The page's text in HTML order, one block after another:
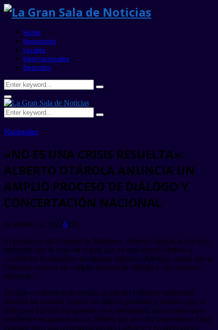
Home
Nacionales
Locales
Internacionales
Deportes
Search
for:
Search
Primary
Menu
Search
for:
Search
Nacionales
«NO ES UNA CRISIS RESUELTA»:
ALBERTO OTÁROLA ANUNCIA UN
AMPLIO PROCESO DE DIÁLOGO Y
CONCERTACIÓN NACIONAL
diciembre 22, 20220555
El presidente del Consejo de Ministros, Alberto Otárola, aclaró este
miércoles que la crisis en el país aún no está resuelta debido a
«conflictos focalizados» en algunas regiones. Además, señaló que el
Gobierno iniciará un «amplio proceso de diálogo y concertación
nacional».
Durante conferencia de prensa, el jefe del Gabinete ministerial
lamentó las muertes durante las últimas protestas y sostuvo que, si
bien estas han ido menguando en su intensidad, aún existen tareas
pendientes en algunas zonas. Señaló que por ello la presidenta Dina
Boluarte hizo una recomposición del Gabinete y ha dado tareas